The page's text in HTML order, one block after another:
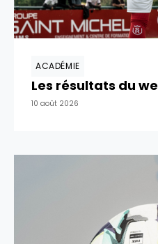
ACADÉMIE
Les résultats du
10 août 2026